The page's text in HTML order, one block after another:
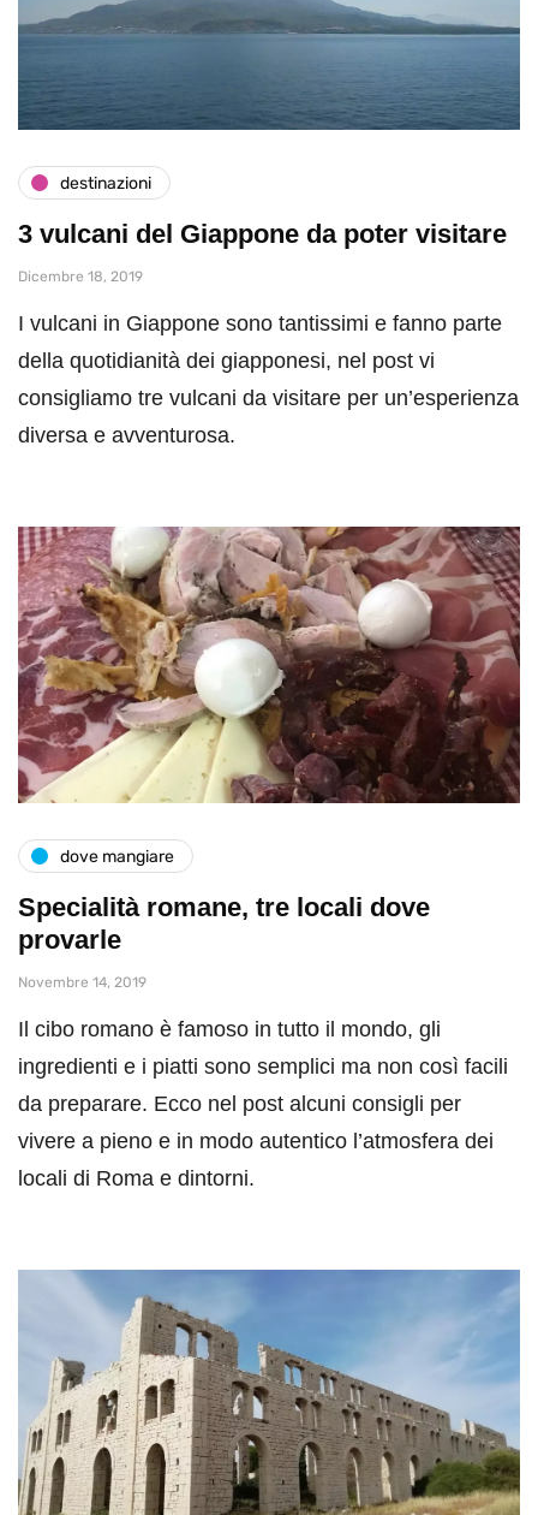
destinazioni
3 vulcani del Giappone da poter visitare
Dicembre 18, 2019
I vulcani in Giappone sono tantissimi e fanno parte
della quotidianità dei giapponesi, nel post vi
consigliamo tre vulcani da visitare per un’esperienza
diversa e avventurosa.
dove mangiare
Specialità romane, tre locali dove
provarle
Novembre 14, 2019
Il cibo romano è famoso in tutto il mondo, gli
ingredienti e i piatti sono semplici ma non così facili
da preparare. Ecco nel post alcuni consigli per
vivere a pieno e in modo autentico l’atmosfera dei
locali di Roma e dintorni.